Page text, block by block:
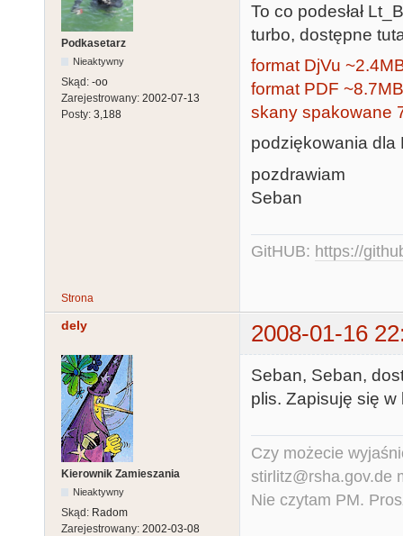
Podkasetarz
Nieaktywny
Skąd: -oo
Zarejestrowany: 2002-07-13
Posty: 3,188
To co podesłał
turbo, dostępne
format DjVu
format PDF ~8.7MB
skany spakowane
podziękowania dla
pozdrawiam
Seban
GitHUB: https://
Strona
dely 2008-01-16
Kierownik Zamieszania
Nieaktywny
Skąd: Radom
Zarejestrowany: 2002-03-08
Seban, Seban,
plis. Zapisuję się
Czy możecie
stirlitz@rsha.gov.de
Nie czytam PM.